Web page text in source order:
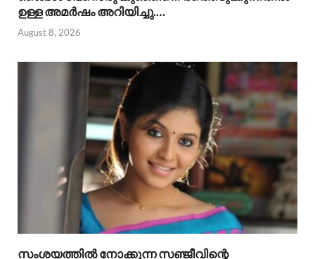
ഉള്ള അമർഷം അറിയിച്ചു.…
August 8, 2026
സംശയത്തിൽ നോക്കുന്ന സഞ്ജീവിന്റെ